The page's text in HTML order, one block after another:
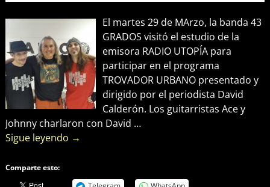
El martes 29 de MArzo, la banda 43
GRADOS visitó el estudio de la
emisora RADIO UTOPÍA para
participar en el programa
TROVADOR URBANO presentado y
dirigido por el periodista David
Calderón. Los guitarristas Ace y
Johnny charlaron con David …
Sigue leyendo →
Comparte esto: